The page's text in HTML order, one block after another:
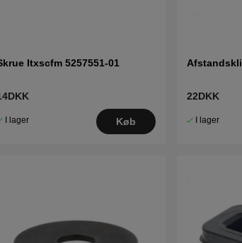
Itxscfm 5257551-01
I lager Køb
22DKK
I lager